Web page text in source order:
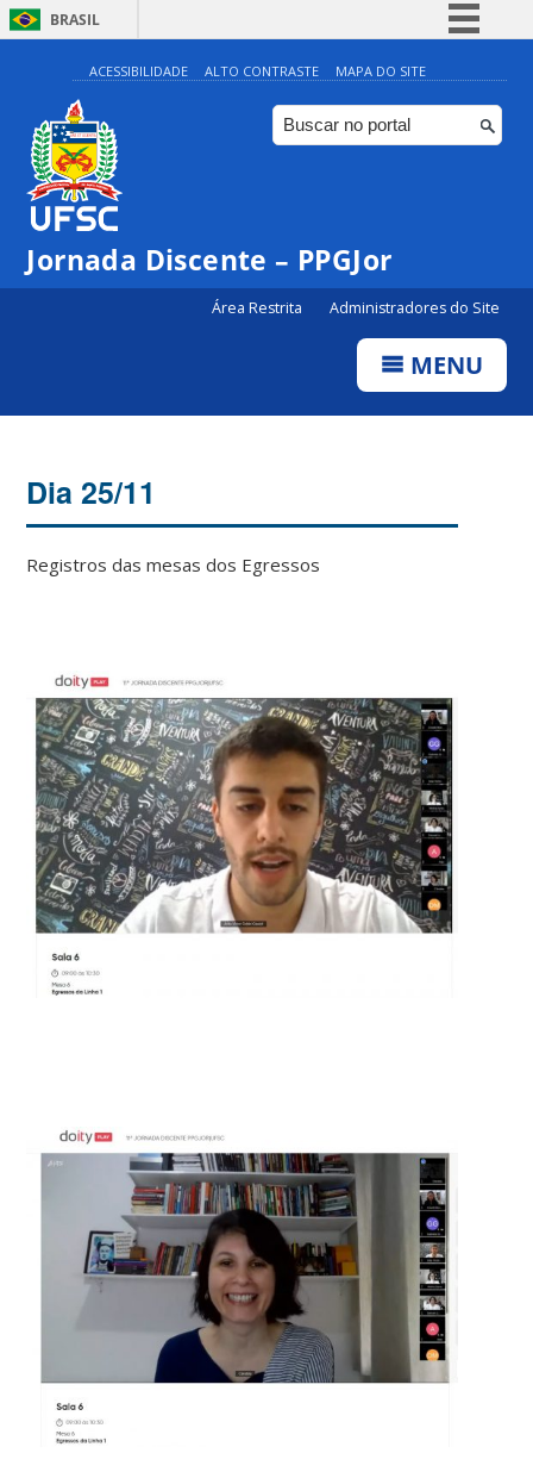
BRASIL
Simplifique!
Comunica BR
Participe
Canais
ACESSIBILIDADE ALTO CONTRASTE MAPA DO SITE
Jornada Discente – PPGJor
Área Restrita Administradores do Site
MENU
Dia 25/11
Registros das mesas dos Egressos